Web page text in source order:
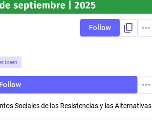
Follow
Follow
Sociales de las Resistencias y las Alternativas